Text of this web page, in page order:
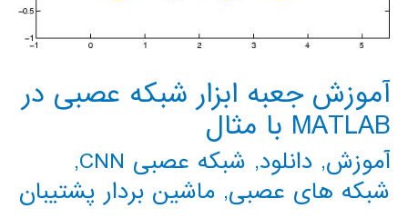
آموزش جعبه ابزار شبکه عصبی در
MATLAB با مثال
آموزش, دانلود, شبکه عصبی CNN
,
شبکه های عصبی, ماشین بردار پشتیبان